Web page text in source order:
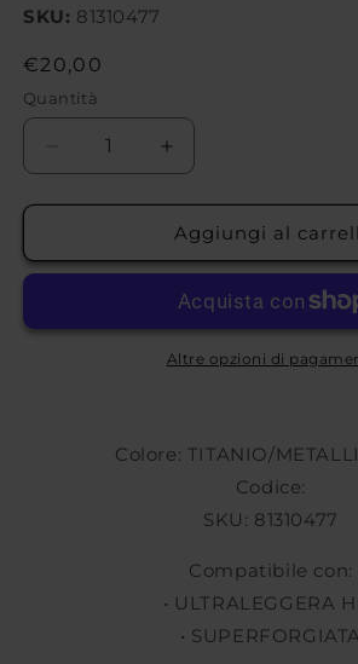
SKU: 81310477
Prezzo
di
listino
€20,00
Quantità
Diminuisci
quantità
per
COPRIMOZZO
OZ
Aumenta
quantità
per
COPRIMOZZO
OZ
Aggiungi al
Altre opzioni di
Colore: TITANIO/
Codice:
SKU: 81310477
Compatibile con:
• ULTRALEGGERA
• SUPERFORGIATA